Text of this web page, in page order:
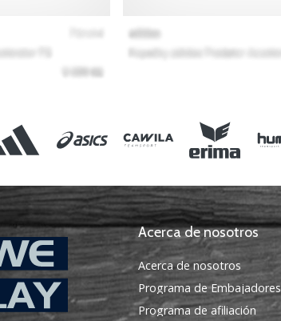
Acerca de nosotros
Acerca de nosotros
Programa de Embajadores
Programa de afiliación